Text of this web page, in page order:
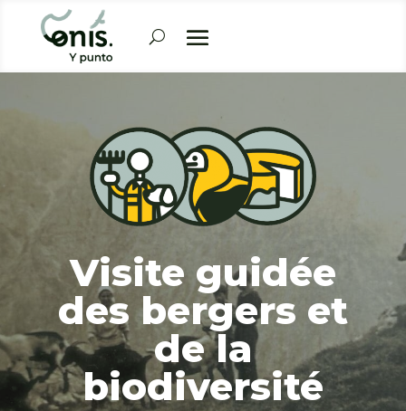
Visite guidée
des bergers et
de la
biodiversité